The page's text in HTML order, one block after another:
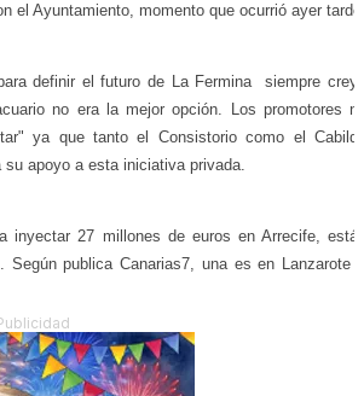
el Ayuntamiento, momento que ocurrió ayer
definir el futuro de La Fermina siempre
no era la mejor opción. Los promotores
ya que tanto el Consistorio como el
apoyo a esta iniciativa privada.
inyectar 27 millones de euros en Arrecife,
Según publica Canarias7, una es en Lanzarote